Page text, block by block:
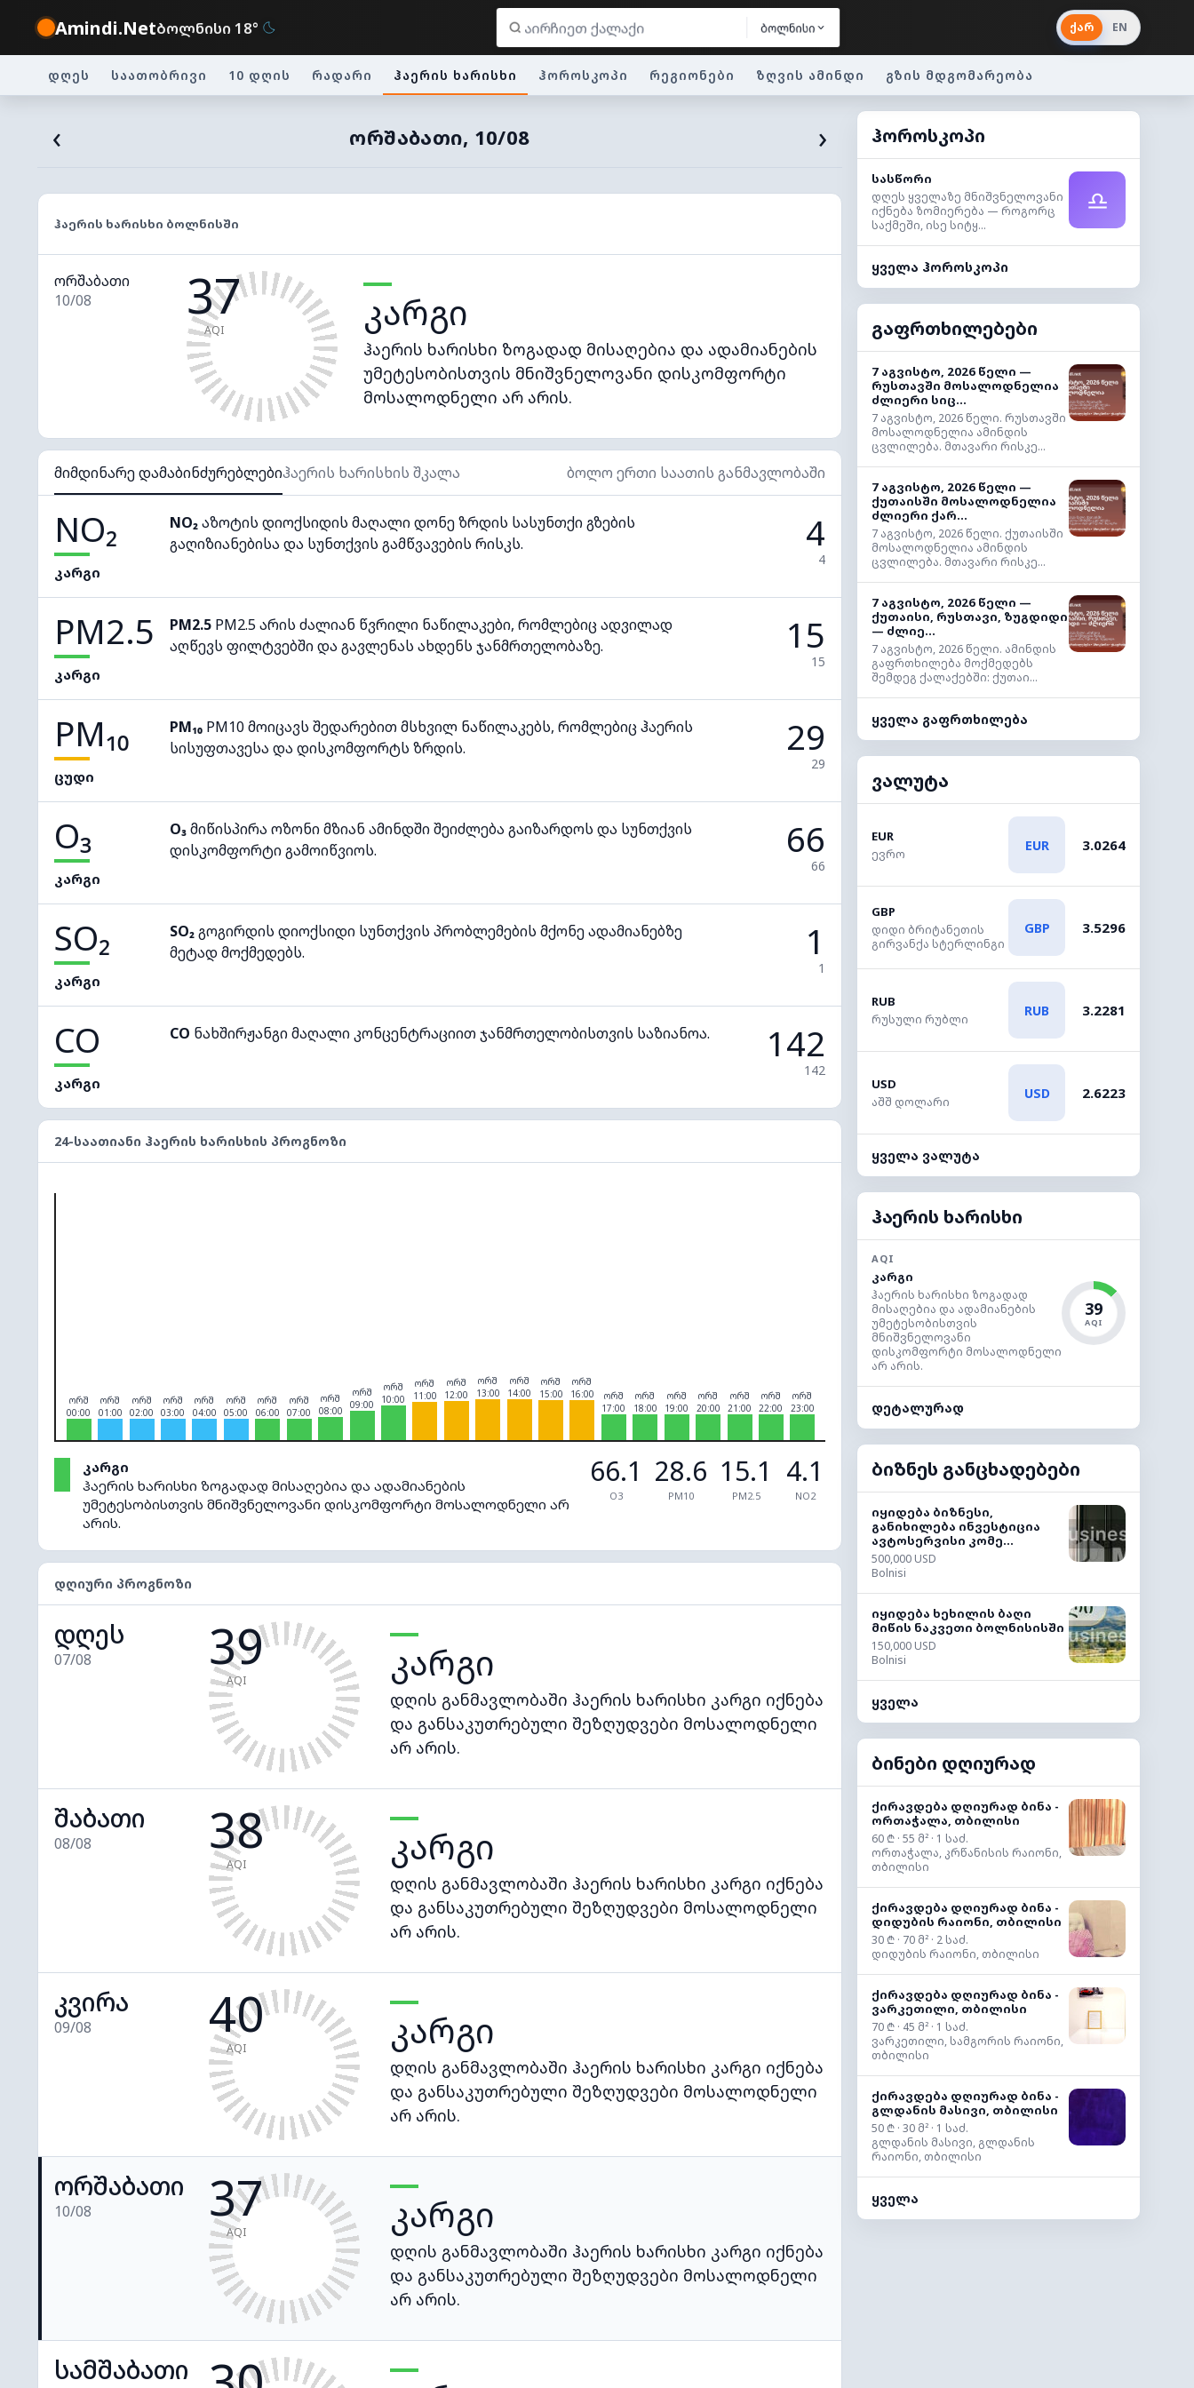
Amindi.Netბოლნისი 18° ბოლნისი ქარ EN
დღეს საათობრივი 10 დღის რადარი ჰაერის ხარისხი ჰოროსკოპი რეგიონები ზღვის ამინდი გზის მდგომარეობა
‹ ᲝᲠᲨᲐᲑᲐᲗᲘ, 10/08 ›
ᲰᲐᲔᲠᲘᲡ ᲮᲐᲠᲘᲡᲮᲘ ᲑᲝᲚᲜᲘᲡᲨᲘ
ორშაბათი
10/08
37
AQI კარგი
ჰაერის ხარისხი ზოგადად მისაღებია და ადამიანების
უმეტესობისთვის მნიშვნელოვანი დისკომფორტი
მოსალოდნელი არ არის.
მიმდინარე დამაბინძურებლებიჰაერის ხარისხის შკალა ბოლო ერთი საათის განმავლობაში
NO₂
კარგი
NO₂აზოტის დიოქსიდის მაღალი დონე ზრდის სასუნთქი გზების
გაღიზიანებისა და სუნთქვის გამწვავების რისკს.
4
4
PM2.5
კარგი
PM2.5 PM2.5 არის ძალიან წვრილი ნაწილაკები, რომლებიც ადვილად
აღწევს ფილტვებში და გავლენას ახდენს ჯანმრთელობაზე.
15
15
PM₁₀
ცუდი
PM₁₀ PM10 მოიცავს შედარებით მსხვილ ნაწილაკებს, რომლებიც ჰაერის
სისუფთავესა და დისკომფორტს ზრდის.
29
29
O₃
კარგი
O₃მიწისპირა ოზონი მზიან ამინდში შეიძლება გაიზარდოს და სუნთქვის
დისკომფორტი გამოიწვიოს.
66
66
SO₂
კარგი
SO₂გოგირდის დიოქსიდი სუნთქვის პრობლემების მქონე ადამიანებზე
მეტად მოქმედებს.
1
1
CO
კარგი
CO ნახშირჟანგი მაღალი კონცენტრაციით ჯანმრთელობისთვის საზიანოა. 142
142
24-ᲡᲐᲐᲗᲘᲐᲜᲘ ᲰᲐᲔᲠᲘᲡ ᲮᲐᲠᲘᲡᲮᲘᲡ ᲞᲠᲝᲒᲜᲝᲖᲘ
ორშ
00:00
ორშ
01:00
ორშ
02:00
ორშ
03:00
ორშ
04:00
ორშ
05:00
ორშ
06:00
ორშ
07:00
ორშ
08:00
ორშ
09:00
ორშ
10:00
ორშ
11:00
ორშ
12:00
ორშ
13:00
ორშ
14:00
ორშ
15:00
ორშ
16:00
ორშ
17:00
ორშ
18:00
ორშ
19:00
ორშ
20:00
ორშ
21:00
ორშ
22:00
ორშ
23:00
კარგი
ჰაერის ხარისხი ზოგადად მისაღებია და ადამიანების
უმეტესობისთვის მნიშვნელოვანი დისკომფორტი მოსალოდნელი არ
არის.
66.1
O3
28.6
PM10
15.1
PM2.5
4.1
NO2
ᲓᲦᲘᲣᲠᲘ ᲞᲠᲝᲒᲜᲝᲖᲘ
დღეს
07/08 39
AQI კარგი
დღის განმავლობაში ჰაერის ხარისხი კარგი იქნება
და განსაკუთრებული შეზღუდვები მოსალოდნელი
არ არის.
შაბათი
08/08 38
AQI კარგი
დღის განმავლობაში ჰაერის ხარისხი კარგი იქნება
და განსაკუთრებული შეზღუდვები მოსალოდნელი
არ არის.
კვირა
09/08 40
AQI კარგი
დღის განმავლობაში ჰაერის ხარისხი კარგი იქნება
და განსაკუთრებული შეზღუდვები მოსალოდნელი
არ არის.
ორშაბათი
10/08 37
AQI კარგი
დღის განმავლობაში ჰაერის ხარისხი კარგი იქნება
და განსაკუთრებული შეზღუდვები მოსალოდნელი
არ არის.
სამშაბათი
ჰოროსკოპი
სასწორი
დღეს ყველაზე მნიშვნელოვანი
იქნება ზომიერება — როგორც
საქმეში, ისე სიტყ...
♎
ყველა ჰოროსკოპი
გაფრთხილებები
7 აგვისტო, 2026 წელი —
რუსთავში მოსალოდნელია
ძლიერი სიც...
7 აგვისტო, 2026 წელი. რუსთავში
მოსალოდნელია ამინდის
ცვლილება. მთავარი რისკე...
7 აგვისტო, 2026 წელი —
ქუთაისში მოსალოდნელია
ძლიერი ქარ...
7 აგვისტო, 2026 წელი. ქუთაისში
მოსალოდნელია ამინდის
ცვლილება. მთავარი რისკე...
7 აგვისტო, 2026 წელი —
ქუთაისი, რუსთავი, ზუგდიდი
— ძლიე...
7 აგვისტო, 2026 წელი. ამინდის
გაფრთხილება მოქმედებს
შემდეგ ქალაქებში: ქუთაი...
ყველა გაფრთხილება
ვალუტა
EUR
ევრო
EUR 3.0264
GBP
დიდი ბრიტანეთის
გირვანქა სტერლინგი
GBP 3.5296
RUB
რუსული რუბლი
RUB 3.2281
USD
აშშ დოლარი
USD 2.6223
ყველა ვალუტა
ჰაერის ხარისხი
AQI
კარგი
ჰაერის ხარისხი ზოგადად
მისაღებია და ადამიანების
უმეტესობისთვის
მნიშვნელოვანი
დისკომფორტი მოსალოდნელი
არ არის.
39
AQI
დეტალურად
ბიზნეს განცხადებები
იყიდება ბიზნესი,
განიხილება ინვესტიცია
ავტოსერვისი კომე...
500,000 USD
Bolnisi
იყიდება ხეხილის ბაღი
მიწის ნაკვეთი ბოლნისისში
150,000 USD
Bolnisi
ყველა
ბინები დღიურად
ქირავდება დღიურად ბინა -
ორთაჭალა, თბილისი
60 ₾ · 55 მ² · 1 საძ.
ორთაჭალა, კრწანისის რაიონი,
თბილისი
ქირავდება დღიურად ბინა -
დიდუბის რაიონი, თბილისი
30 ₾ · 70 მ² · 2 საძ.
დიდუბის რაიონი, თბილისი
ქირავდება დღიურად ბინა -
ვარკეთილი, თბილისი
70 ₾ · 45 მ² · 1 საძ.
ვარკეთილი, სამგორის რაიონი,
თბილისი
ქირავდება დღიურად ბინა -
გლდანის მასივი, თბილისი
50 ₾ · 30 მ² · 1 საძ.
გლდანის მასივი, გლდანის
რაიონი, თბილისი
ყველა